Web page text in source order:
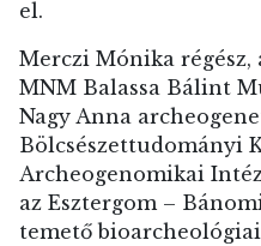
el.
Merczi Mónika
MNM Balassa Bálint
Nagy Anna
Bölcsészettudományi
Archeogenomikai
az Esztergom –
temető